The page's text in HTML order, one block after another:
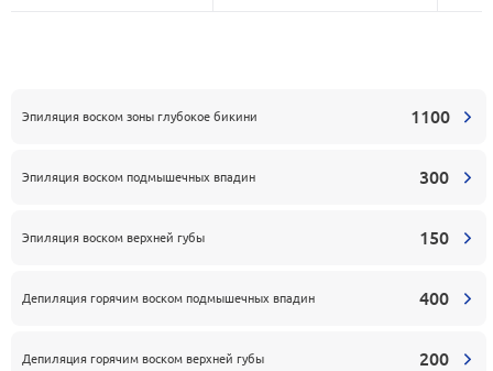
Эпиляция воском зоны глубокое бикини 1100
Эпиляция воском подмышечных впадин 300
Эпиляция воском верхней губы 150
Депиляция горячим воском подмышечных впадин 400
Депиляция горячим воском верхней губы 200